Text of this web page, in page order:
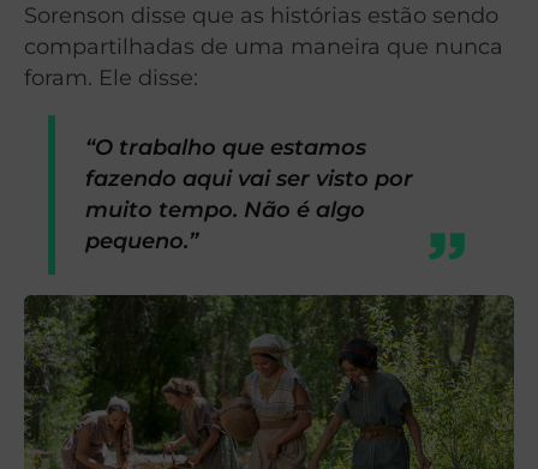
Sorenson disse que as histórias estão sendo
compartilhadas de uma maneira que nunca
foram. Ele disse:
“O trabalho que estamos
fazendo aqui vai ser visto por
muito tempo. Não é algo
pequeno.”